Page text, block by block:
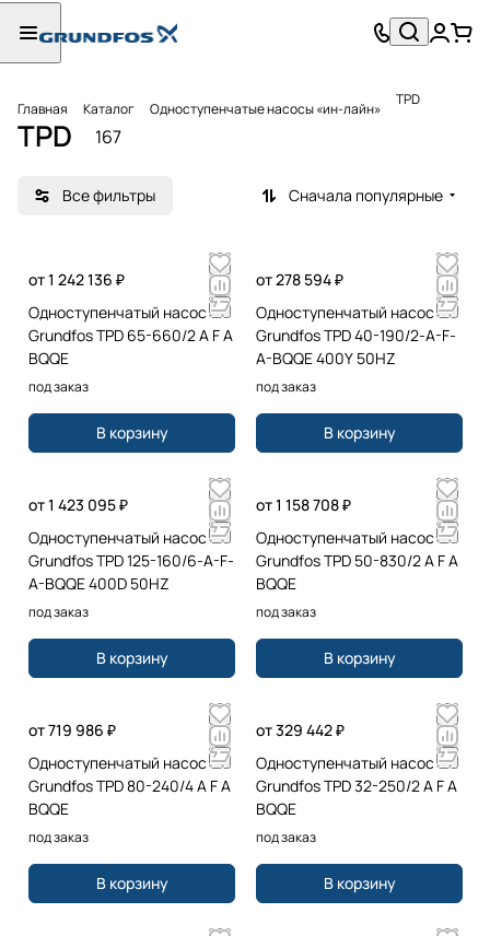
Главная Каталог Одноступенчатые насосы «ин-лайн» TPD
TPD 167
Все фильтры Сначала популярные
от 1 242 136 ₽
Одноступенчатый насос
Grundfos TPD 65-660/2 A F A
BQQE
под заказ
В корзину
от 278 594 ₽
Одноступенчатый насос
Grundfos TPD 40-190/2-A-F-
A-BQQE 400Y 50HZ
под заказ
В корзину
от 1 423 095 ₽
Одноступенчатый насос
Grundfos TPD 125-160/6-A-F-
A-BQQE 400D 50HZ
под заказ
В корзину
от 1 158 708 ₽
Одноступенчатый насос
Grundfos TPD 50-830/2 A F A
BQQE
под заказ
В корзину
от 719 986 ₽
Одноступенчатый насос
Grundfos TPD 80-240/4 A F A
BQQE
под заказ
В корзину
от 329 442 ₽
Одноступенчатый насос
Grundfos TPD 32-250/2 A F A
BQQE
под заказ
В корзину